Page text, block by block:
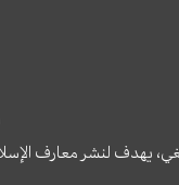
يهدف لنشر معارف